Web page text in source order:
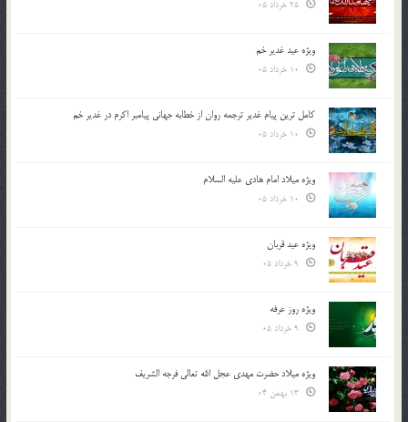
ویژه عید غدیر خم
کامل ترین پیام غدیر ترجمه روان از خطابه جهانی پیامبر اکرم در غدیر خم
ویژه میلاد امام هادی علیه السلام
ویژه عید قربان
ویژه روز عرفه
ویژه میلاد حضرت مهدی عجل الله تعالی فرجه الشريف